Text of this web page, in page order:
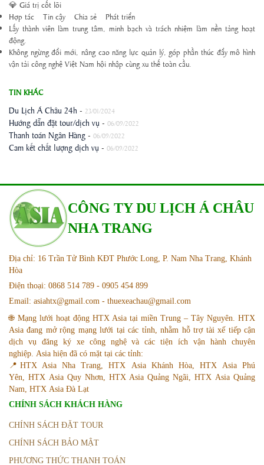
💎 Giá trị cốt lõi
Hợp tác – Tin cậy – Chia sẻ – Phát triển
Lấy thành viên làm trung tâm, minh bạch và trách nhiệm làm nền tảng hoạt
động.
Không ngừng đổi mới, nâng cao năng lực quản lý, góp phần thúc đẩy mô hình
vận tải công nghệ Việt Nam hội nhập cùng xu thế toàn cầu.
TIN KHÁC
Du Lịch Á Châu 24h - 23/01/2024
Hướng dẫn đặt tour/dịch vụ - 06/09/2022
Thanh toán Ngân Hàng - 06/09/2022
Cam kết chất lượng dịch vụ - 06/09/2022
CÔNG TY DU LỊCH Á CHÂU
NHA TRANG
Địa chỉ: 16 Trần Tử Bình KĐT Phước Long, P. Nam Nha Trang, Khánh
Hòa
Điện thoại: 0868 514 789 - 0905 454 899
Email: asiahtx@gmail.com - thuexeachau@gmail.com
🌐 Mạng lưới hoạt động HTX Asia tại miền Trung – Tây Nguyên. HTX
Asia đang mở rộng mạng lưới tại các tỉnh, nhằm hỗ trợ tài xế tiếp cận
dịch vụ đăng ký xe công nghệ và các tiện ích vận hành chuyên
nghiệp. Asia hiện đã có mặt tại các tỉnh:
📍HTX Asia Nha Trang, HTX Asia Khánh Hòa, HTX Asia Phú
Yên, HTX Asia Quy Nhơn, HTX Asia Quảng Ngãi, HTX Asia Quảng
Nam, HTX Asia Đà Lạt
CHÍNH SÁCH KHÁCH HÀNG
CHÍNH SÁCH ĐẶT TOUR
CHÍNH SÁCH BẢO MẬT
PHƯƠNG THỨC THANH TOÁN